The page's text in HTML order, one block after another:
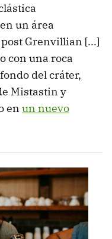
un área
Grenvillian [...]
con una roca
del cráter,
Mistastin y
en un nuevo